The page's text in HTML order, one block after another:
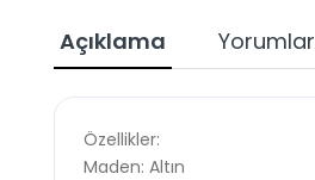
Açıklama Yorumlar
Özellikler:
Maden: Altın